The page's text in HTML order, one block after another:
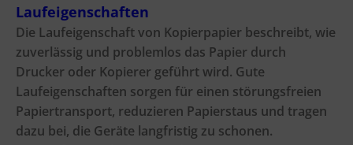
Laufeigenschaften
Die Laufeigenschaft von Kopierpapier beschreibt, wie
zuverlässig und problemlos das Papier durch
Drucker oder Kopierer geführt wird. Gute
Laufeigenschaften sorgen für einen störungsfreien
Papiertransport, reduzieren Papierstaus und tragen
dazu bei, die Geräte langfristig zu schonen.